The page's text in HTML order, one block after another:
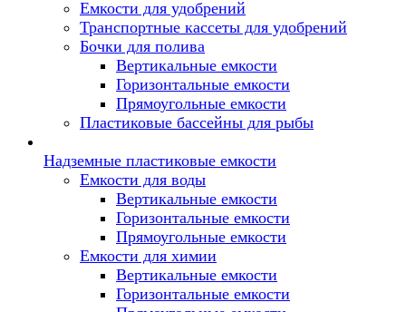
Емкости для удобрений
Транспортные кассеты для удобрений
Бочки для полива
Вертикальные емкости
Горизонтальные емкости
Прямоугольные емкости
Пластиковые бассейны для рыбы
Надземные пластиковые емкости
Емкости для воды
Вертикальные емкости
Горизонтальные емкости
Прямоугольные емкости
Емкости для химии
Вертикальные емкости
Горизонтальные емкости